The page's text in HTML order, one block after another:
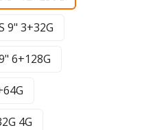
9" 3+32G
6+128G
4G